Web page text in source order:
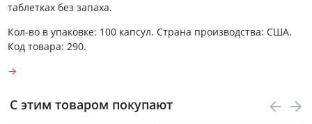
таблетках без запаха.
Кол-во в упаковке: 100 капсул. Страна производства: США.
Код товара: 290.
→
С этим товаром покупают